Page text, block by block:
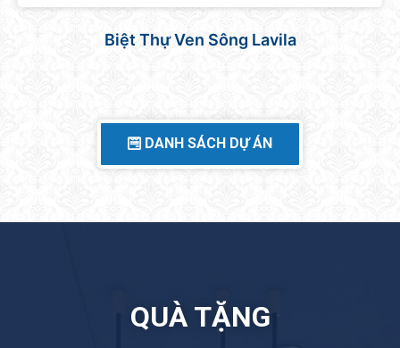
Căn hộ Sunrise Central
DANH SÁCH DỰ ÁN
QUÀ TẶNG